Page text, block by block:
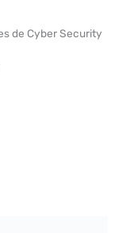
de Cyber Security